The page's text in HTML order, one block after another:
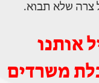
צרה שלא תבוא.
אותנו
משרדים